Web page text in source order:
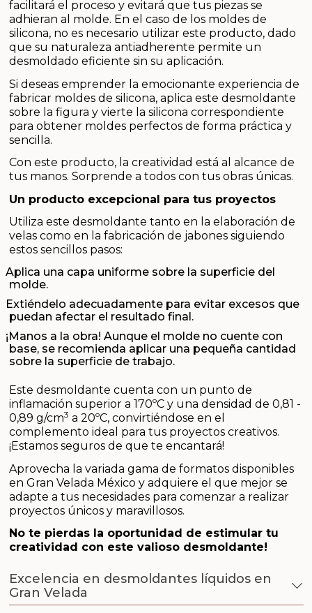
facilitará el proceso y evitará que tus piezas se
adhieran al molde. En el caso de los moldes de
silicona, no es necesario utilizar este producto, dado
que su naturaleza antiadherente permite un
desmoldado eficiente sin su aplicación.
Si deseas emprender la emocionante experiencia de
fabricar moldes de silicona, aplica este desmoldante
sobre la figura y vierte la silicona correspondiente
para obtener moldes perfectos de forma práctica y
sencilla.
Con este producto, la creatividad está al alcance de
tus manos. Sorprende a todos con tus obras únicas.
Un producto excepcional para tus proyectos
Utiliza este desmoldante tanto en la elaboración de
velas como en la fabricación de jabones siguiendo
estos sencillos pasos:
Aplica una capa uniforme sobre la superficie del
molde.
Extiéndelo adecuadamente para evitar excesos que
puedan afectar el resultado final.
¡Manos a la obra! Aunque el molde no cuente con
base, se recomienda aplicar una pequeña cantidad
sobre la superficie de trabajo.
Este desmoldante cuenta con un punto de
inflamación superior a 170ºC y una densidad de 0,81 -
0,89 g/cm3 a 20ºC, convirtiéndose en el
complemento ideal para tus proyectos creativos.
¡Estamos seguros de que te encantará!
Aprovecha la variada gama de formatos disponibles
en Gran Velada México y adquiere el que mejor se
adapte a tus necesidades para comenzar a realizar
proyectos únicos y maravillosos.
No te pierdas la oportunidad de estimular tu
creatividad con este valioso desmoldante!
Excelencia en desmoldantes líquidos en
Gran Velada
Sales aromáticas
Utensilios